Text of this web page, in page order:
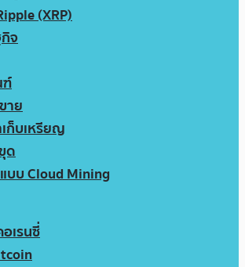
(XRP)
จ
าย
เก็บเหรียญ
ด
บบ Cloud Mining
เรนซี่